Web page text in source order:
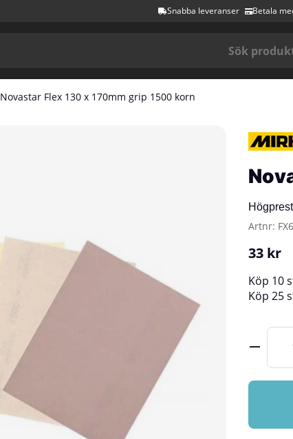
Snabba leveranser Betala
Novastar Flex 130 x 170mm grip 1500 korn
Artnr:
33 kr
Köp 10
Köp 25